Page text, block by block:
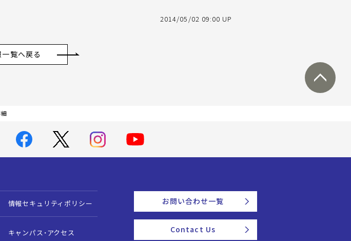
2014/05/02 09:00 UP
覧へ戻る
情報セキュリティポリシー
キャンパス・アクセス
お問い合わせ一覧
Contact Us